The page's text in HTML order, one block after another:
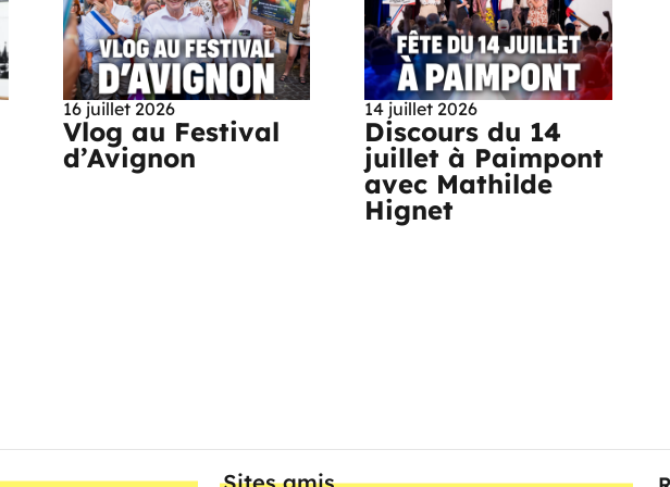
16 juillet 2026
Vlog au Festival
d’Avignon
14 juillet 2026
Discours du 14
juillet à Paimpont
avec Mathilde
Hignet